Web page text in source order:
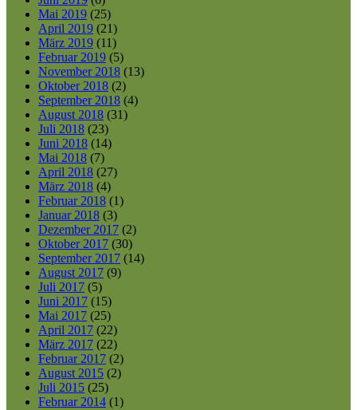
Mai 2019 (25)
April 2019 (21)
März 2019 (11)
Februar 2019 (5)
November 2018 (13)
Oktober 2018 (2)
September 2018 (4)
August 2018 (31)
Juli 2018 (23)
Juni 2018 (14)
Mai 2018 (7)
April 2018 (27)
März 2018 (4)
Februar 2018 (1)
Januar 2018 (3)
Dezember 2017 (2)
Oktober 2017 (30)
September 2017 (14)
August 2017 (9)
Juli 2017 (5)
Juni 2017 (15)
Mai 2017 (25)
April 2017 (22)
März 2017 (22)
Februar 2017 (2)
August 2015 (2)
Juli 2015 (25)
Februar 2014 (1)